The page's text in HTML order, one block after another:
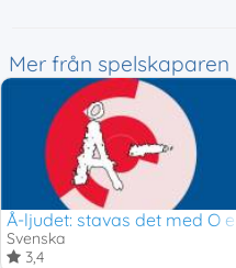
Mer från spelskaparen
Å-ljudet: stavas det med O
Svenska
3,4